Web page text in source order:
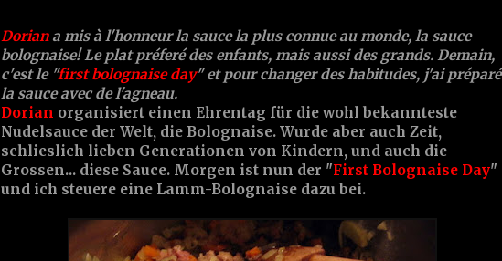
Dorian a mis à l'honneur la sauce la plus connue au monde, la sauce
bolognaise! Le plat préferé des enfants, mais aussi des grands. Demain,
c'est le "first bolognaise day" et pour changer des habitudes, j'ai préparé
la sauce avec de l'agneau.
Dorian organisiert einen Ehrentag für die wohl bekannteste
Nudelsauce der Welt, die Bolognaise. Wurde aber auch Zeit,
schlieslich lieben Generationen von Kindern, und auch die
Grossen... diese Sauce. Morgen ist nun der "First Bolognaise Day"
und ich steuere eine Lamm-Bolognaise dazu bei.